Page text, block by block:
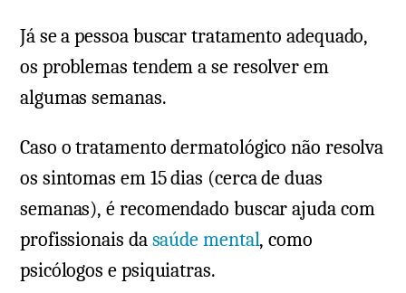
Já se a pessoa buscar tratamento adequado,
os problemas tendem a se resolver em
algumas semanas.
Caso o tratamento dermatológico não resolva
os sintomas em 15 dias (cerca de duas
semanas), é recomendado buscar ajuda com
profissionais dasaúde mental, como
psicólogos e psiquiatras.